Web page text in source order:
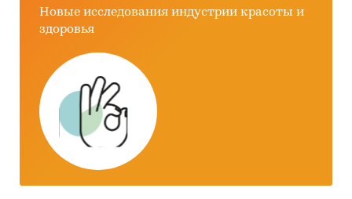
Новые исследования индустрии красоты и
здоровья